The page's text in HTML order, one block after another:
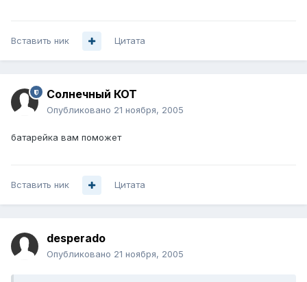
Вставить ник Цитата
Солнечный КОТ
Опубликовано 21 ноября, 2005
батарейка вам поможет
Вставить ник Цитата
desperado
Опубликовано 21 ноября, 2005